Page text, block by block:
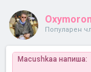
Популарен
Macushkaa напиша: